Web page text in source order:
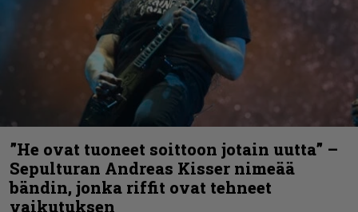
”He ovat tuoneet soittoon jotain uutta” –
Sepulturan Andreas Kisser nimeää
bändin, jonka riffit ovat tehneet
vaikutuksen